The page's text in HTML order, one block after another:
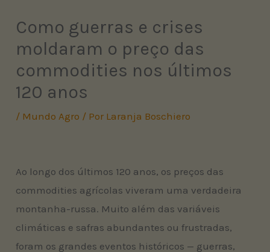
Como guerras e crises
moldaram o preço das
commodities nos últimos
120 anos
/ Mundo Agro / Por Laranja Boschiero
Ao longo dos últimos 120 anos, os preços das
commodities agrícolas viveram uma verdadeira
montanha-russa. Muito além das variáveis
climáticas e safras abundantes ou frustradas,
foram os grandes eventos históricos — guerras,